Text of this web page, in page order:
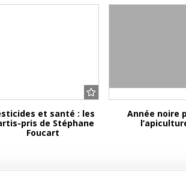
et santé : les
pris de Stéphane
Foucart
Année noire